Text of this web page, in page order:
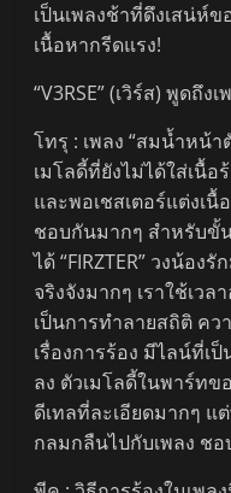
เป็นเพลงช้าที่ดึงเสน่ห์
เนื้อหากรีดแรง!
“V3RSE” (เวิร์ส) พูดถึง
โทรุ : เพลง “สมน้ำหน้า
เมโลดี้ที่ยังไม่ได้ใส่เนื้
และพอเชสเตอร์แต่งเ
ชอบกันมากๆ สำหรับขั้
ได้ “FIRZTER” วงน้อง
จริงจังมากๆ เราใช้เว
เป็นการทำลายสถิติ คว
เรื่องการร้อง มีไลน์ที่เ
ลง ตัวเมโลดี้ในพาร์ท
ดีเทลที่ละเอียดมากๆ
กลมกลืนไปกับเพลง ช